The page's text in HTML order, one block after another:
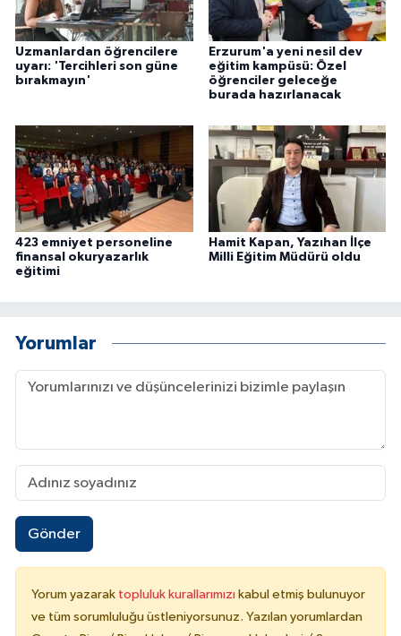
Uzmanlardan öğrencilere
uyarı: 'Tercihleri son güne
bırakmayın'
Erzurum'a yeni nesil dev
eğitim kampüsü: Özel
öğrenciler geleceğe
burada hazırlanacak
423 emniyet personeline
finansal okuryazarlık
eğitimi
Hamit Kapan, Yazıhan İlçe
Milli Eğitim Müdürü oldu
Yorumlar
Gönder
Yorum yazarak topluluk kurallarımızı kabul etmiş bulunuyor
ve tüm sorumluluğu üstleniyorsunuz. Yazılan yorumlardan